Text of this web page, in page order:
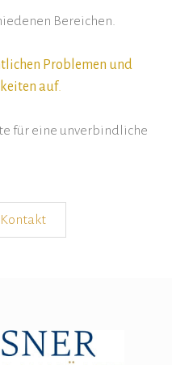
Bereichen.
Problemen und
auf.
für eine unverbindliche